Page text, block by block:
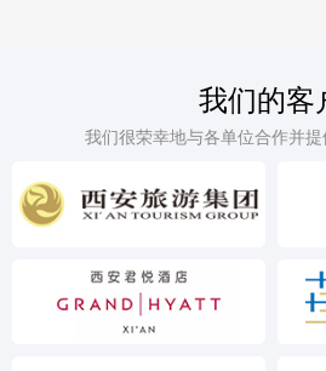
我们的客
我们很荣幸地与各单位合作并